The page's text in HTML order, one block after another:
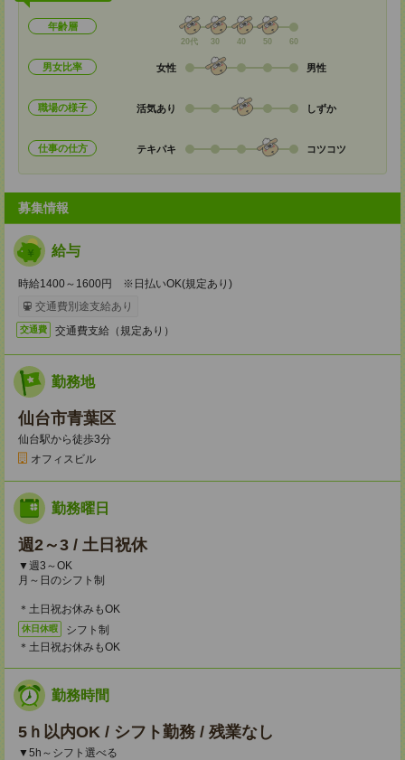
年齢層
20代 30 40 50 60
男女比率 女性 男性
職場の様子 活気あり しずか
仕事の仕方 テキパキ コツコツ
募集情報
給与
時給1400～1600円 ※日払いOK(規定あり)
交通費別途支給あり
交通費 交通費支給（規定あり）
勤務地
仙台市青葉区
仙台駅から徒歩3分
オフィスビル
勤務曜日
週2～3 / 土日祝休
▼週3～OK
月～日のシフト制
＊土日祝お休みもOK
休日休暇
シフト制
＊土日祝お休みもOK
勤務時間
5ｈ以内OK / シフト勤務 / 残業なし
▼5h～シフト選べる